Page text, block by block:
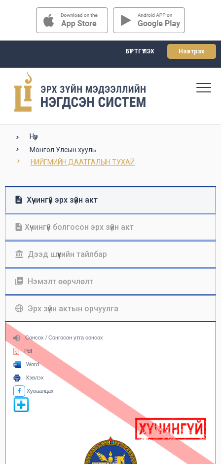
БҮРТГҮҮЛЭХ Нэвтрэх
Нүүр
Монгол Улсын хууль
НИЙГМИЙН ДААТГАЛЫН ТУХАЙ
Хүчингүй эрх зүйн акт
Хүчингүй болгосон эрх зүйн акт
Дээд шүүхийн тайлбар
Нэмэлт өөрчлөлт
Эрх зүйн актын орчуулга
Сонсох / Сонгосон утга сонсох
Pdf
Word
Хэвлэх
Хуваалцах